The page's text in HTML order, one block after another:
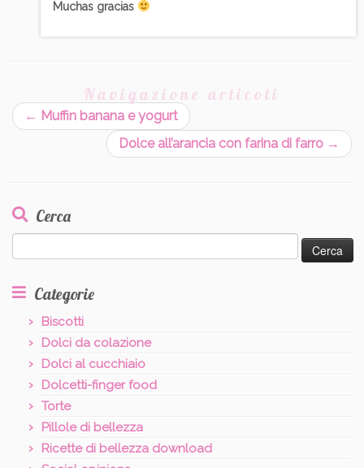
Muchas gracias
Navigazione articoli
← Muffin banana e yogurt
Dolce all’arancia con farina di farro →
Cerca
per:
Categorie
Biscotti
Dolci da colazione
Dolci al cucchiaio
Dolcetti-finger food
Torte
Pillole di bellezza
Ricette di bellezza download